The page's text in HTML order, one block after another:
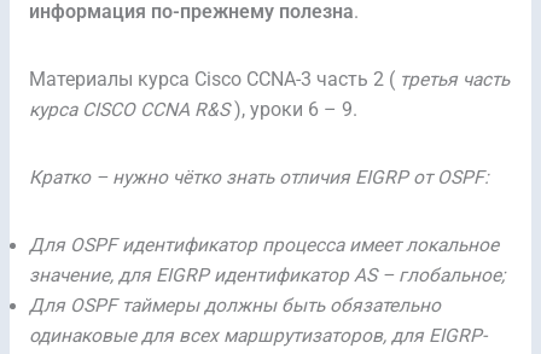
информация по-прежнему полезна.
Материалы курса Cisco CCNA-3 часть 2 ( третья часть
курса CISCO CCNA R&S), уроки 6 – 9.
Кратко – нужно чётко знать отличия EIGRP от OSPF:
Для OSPF идентификатор процесса имеет локальное
значение, для EIGRP идентификатор AS – глобальное;
Для OSPF таймеры должны быть обязательно
одинаковые для всех маршрутизаторов, для EIGRP-